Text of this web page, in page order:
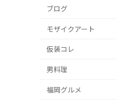
ブログ
モザイクアート
仮装コレ
男料理
福岡グルメ